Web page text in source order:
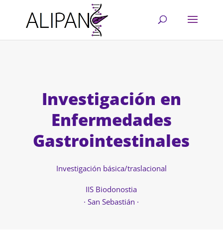
Investigación en
Enfermedades
Gastrointestinales
Investigación básica/traslacional
IIS Biodonostia
· San Sebastián ·